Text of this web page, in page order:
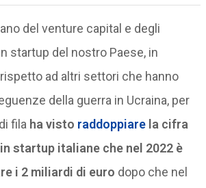
del venture capital e degli
startup del nostro Paese, in
ad altri settori che hanno
della guerra in Ucraina, per
fila ha visto raddoppiarela cifra
startup italiane che nel 2022 è
i 2 miliardi di euro dopo che nel